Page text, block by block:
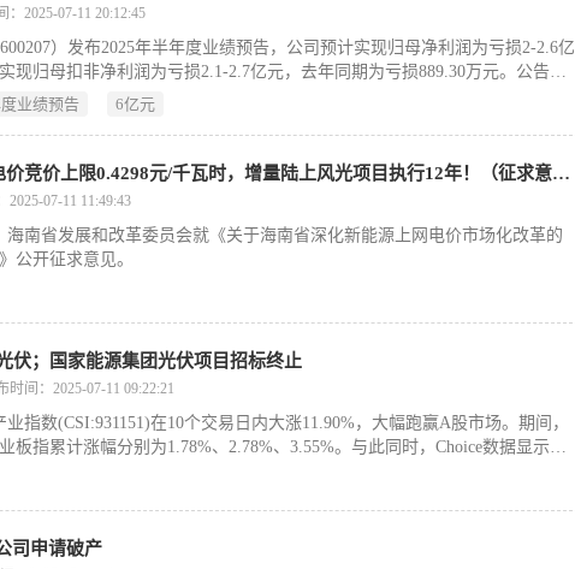
：2025-07-11 20:12:45
）发布2025年半年度业绩预告，公司预计实现归母净利润为亏损2-2.6亿
现归母扣非净利润为亏损2.1-2.7亿元，去年同期为亏损889.30万元。公告指
业绩预告 6亿元
海南“136号文”：机制电价竞价上限0.4298元/千瓦时，增量陆上风光项目执行12年！（征求意见）
2025-07-11 11:49:43
海南省发展和改革委员会就《关于海南省深化新能源上网电价市场化改革的
公开征求意见。
伏；国家能源集团光伏项目招标终止
时间：2025-07-11 09:22:21
指数(CSI:931151)在10个交易日内大涨11.90%，大幅跑赢A股市场。期间，
板指累计涨幅分别为1.78%、2.78%、3.55%。与此同时，Choice数据显示，
金净流入57.7亿元，不仅高居A股第一，而且是位居次席的保险板块的3.2
司申请破产